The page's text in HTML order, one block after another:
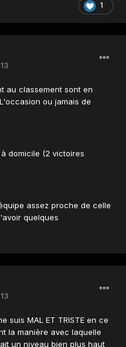
1
au classement sont en
ou jamais de
domicile (2 victoires
assez proche de celle
quelques
suis MAL ET TRISTE en ce
la manière avec laquelle
un niveau bien plus haut